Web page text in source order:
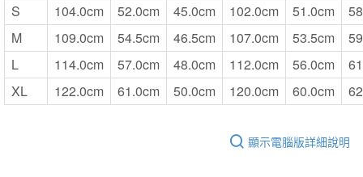
S
104.0cm 52.0cm 45.0cm 102.0cm 51.0cm
M
109.0cm 54.5cm 46.5cm 107.0cm 53.5cm
L
114.0cm 57.0cm 48.0cm 112.0cm 56.0cm
XL
122.0cm 61.0cm 50.0cm 120.0cm 60.0cm
顯示電腦版詳細說明